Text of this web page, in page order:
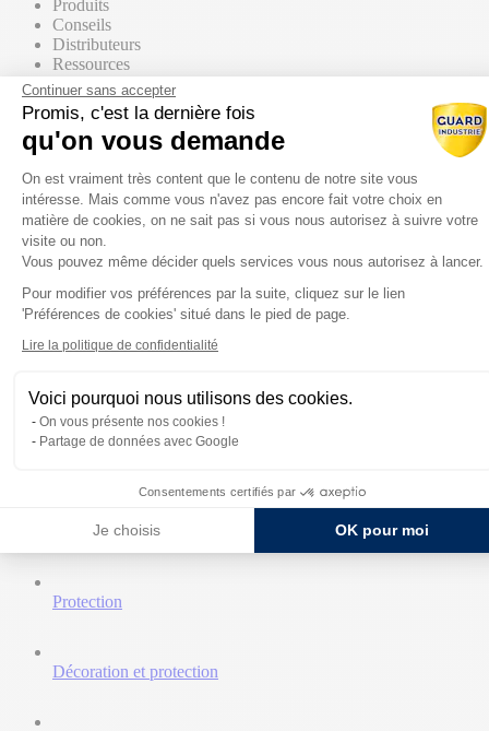
Produits
Conseils
Distributeurs
Ressources
Contact commercial
Nos Produits
Tous les produits
Par supports
Mur / Façade
Toiture
Par gammes
Nettoyant et décapant
Protection
Décoration et protection
Continuer sans accepter
Promis, c'est la dernière fois
qu'on vous demande
Plateforme de Gestion du
On est vraiment très content que le contenu de notre site vous
intéresse. Mais comme vous n'avez pas encore fait votre choix en
matière de cookies, on ne sait pas si vous nous autorisez à suivre votre
visite ou non.
Vous pouvez même décider quels services vous nous autorisez à lancer.
Pour modifier vos préférences par la suite, cliquez sur le lien
'Préférences de cookies' situé dans le pied de page.
Lire la politique de confidentialité
Voici pourquoi nous utilisons des cookies.
On vous présente nos cookies !
Partage de données avec Google
Consentements certifiés par
Je choisis OK pour moi
Axeptio consent